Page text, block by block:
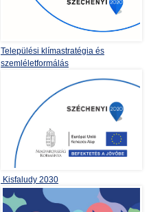
Települési klímastratégia és
szemléletformálás
Kisfaludy 2030